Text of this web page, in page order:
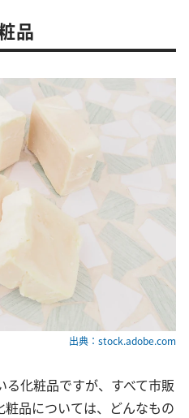
品
出典：stock.adobe.com
化粧品ですが、すべて市販
品については、どんなもの